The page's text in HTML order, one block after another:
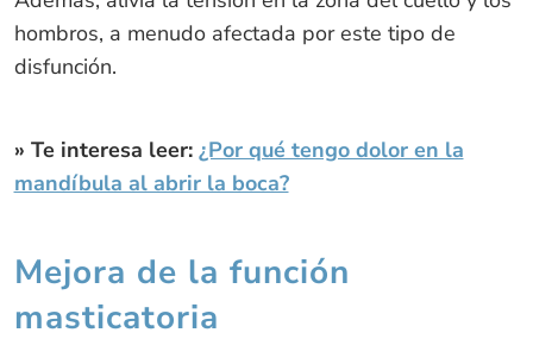
hombros, a menudo afectada por este tipo de
disfunción.
» Te interesa leer: ¿Por qué tengo dolor en la
mandíbula al abrir la boca?
Mejora de la función
masticatoria